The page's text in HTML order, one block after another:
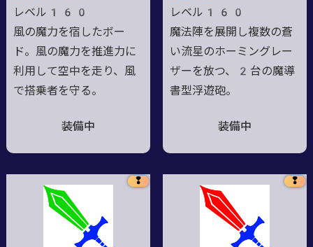
レベル160
風の魔力を宿したボー
ド。風の魔力を推進力に
利用して空中を走り、風
で搭乗者を守る。
装備中
レベル160
魔法陣を展開し複数の蒼
い流星のホーミングレー
ザーを放つ、2台の魔導
書型浮遊砲。
装備中
❢ ❢